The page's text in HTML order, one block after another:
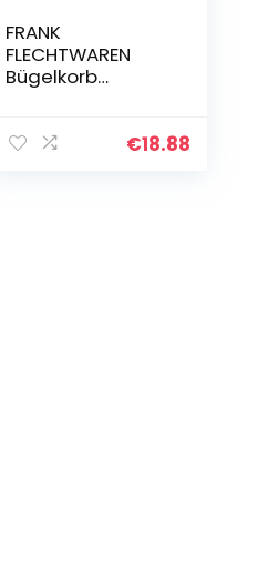
FRANK
FLECHTWAREN
Bügelkorb
€18.88